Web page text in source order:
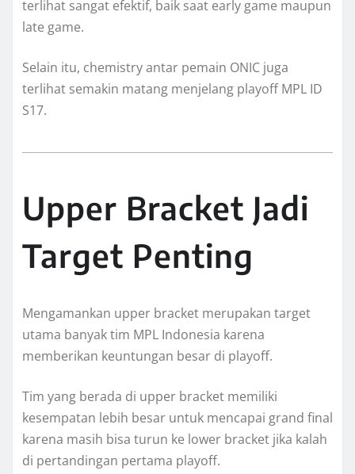
terlihat sangat efektif, baik saat early game maupun
late game.
Selain itu, chemistry antar pemain ONIC juga
terlihat semakin matang menjelang playoff MPL ID
S17.
Upper Bracket Jadi
Target Penting
Mengamankan upper bracket merupakan target
utama banyak tim MPL Indonesia karena
memberikan keuntungan besar di playoff.
Tim yang berada di upper bracket memiliki
kesempatan lebih besar untuk mencapai grand final
karena masih bisa turun ke lower bracket jika kalah
di pertandingan pertama playoff.